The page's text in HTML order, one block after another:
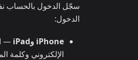
الدخول:
iPhone وiPad —
الإلكتروني وكلمة